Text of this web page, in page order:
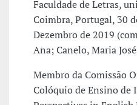
Faculdade de Letras,
Coimbra, Portugal, 30
Dezembro de 2019
Ana; Canelo, Maria
Membro da Comissão
Colóquio de Ensino de